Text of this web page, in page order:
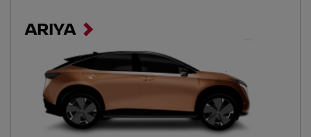
ARIYA